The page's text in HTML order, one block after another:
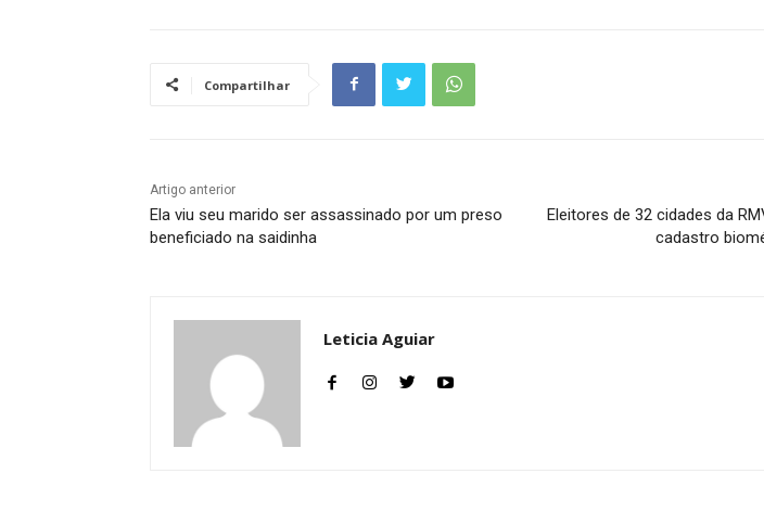
Compartilhar
Artigo anterior
Ela viu seu marido ser assassinado por um preso
beneficiado na saidinha
Eleitores de 32 cidades da
cadastro
Leticia Aguiar